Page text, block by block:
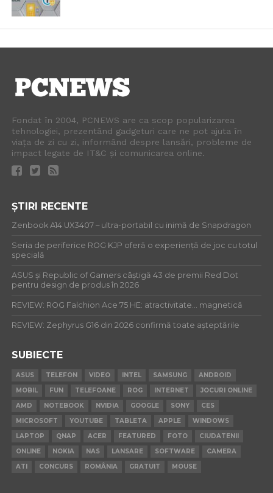
Fondat în 2004, PCNEWS are ca scop popularizarea
tehnologiei, prezentând gadgeturi care ne pot ajuta în
viața de zi cu zi, informând despre lansări, probleme de
impact legate de IT&C și comunicarea online.
ȘTIRI RECENTE
Zenbook A14 UX3407 – ultra-portabil cu inimă de Snapdragon
Seria de periferice ROG KJP oferă o experiență de joc cu totul
specială
ASUS și Republic of Gamers câștigă 43 de premii Red Dot
pentru design de produs în 2026
REVIEW: ROG Falchion Ace 75 HE: atractivitate… magnetică
REVIEW: Zephyrus G16 din 2026 confirmă toate așteptările
SUBIECTE
ASUS TELEFON VIDEO INTEL SAMSUNG
ANDROID
MOBIL
FUN TELEFOANE ROG INTERNET
JOCURI ONLINE
AMD
NOTEBOOK NVIDIA GOOGLE SONY
CES
MICROSOFT
YOUTUBE TABLETA APPLE
WINDOWS
LAPTOP
QNAP ACER FEATURED FOTO
CIUDATENII
ONLINE
NOKIA NAS LANSARE SOFTWARE
CAMERA
ATI
CONCURS ROMÂNIA GRATUIT MOUSE